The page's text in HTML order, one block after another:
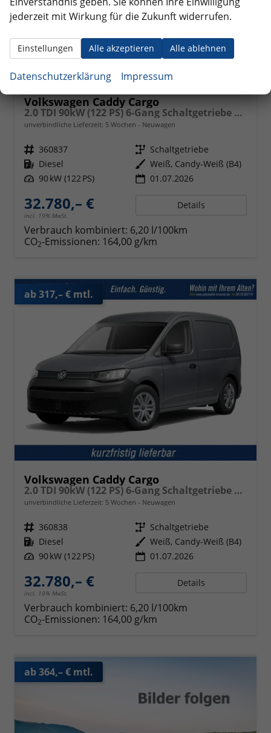
Volkswagen Caddy Cargo
2.0 TDI 90kW (122 PS) 6-Gang Schaltgetriebe 4MOTION
unverbindliche Lieferzeit: 5 Wochen Neuwagen
Fahrzeugnr. 360837 Getriebe Schaltgetriebe
Kraftstoff Diesel Außenfarbe Weiß, Candy-Weiß (B4)
Leistung 90 kW (122 PS) 01.07.2026
32.780,– €
incl. 19% MwSt.
Details
Verbrauch kombiniert: 6,20 l/100km
CO2-Emissionen: 164,00 g/km
ab 317,– € mtl.
Volkswagen Caddy Cargo
2.0 TDI 90kW (122 PS) 6-Gang Schaltgetriebe 4MOTION
unverbindliche Lieferzeit: 5 Wochen Neuwagen
Fahrzeugnr. 360838 Getriebe Schaltgetriebe
Kraftstoff Diesel Außenfarbe Weiß, Candy-Weiß (B4)
Leistung 90 kW (122 PS) 01.07.2026
32.780,– €
incl. 19% MwSt.
Details
Verbrauch kombiniert: 6,20 l/100km
CO2-Emissionen: 164,00 g/km
ab 364,– € mtl.
jederzeit mit Wirkung für die Zukunft widerrufen.
Alle akzeptieren Alle ablehnen
Einstellungen
Datenschutzerklärung Impressum